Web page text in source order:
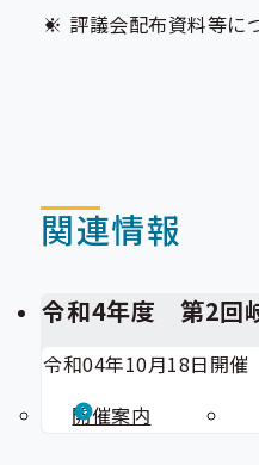
評議会配布資料等に
関連情報
令和4年度 第2回
令和04年10月18日開催
開催案内